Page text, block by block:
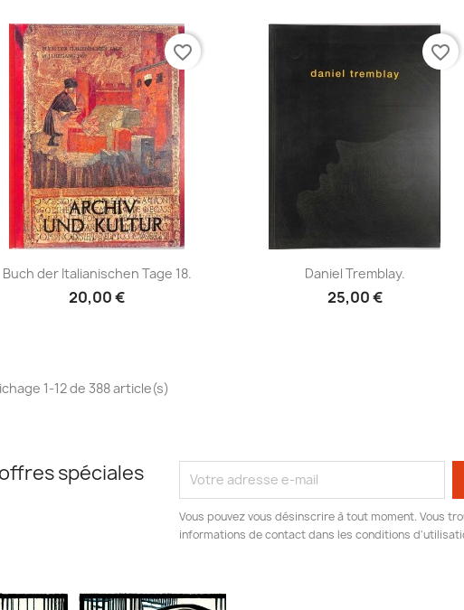
Aperçu rapide
Buch der Italianischen Tage 18.
20,00 €
favorite_border
Aperçu rapide
Daniel Tremblay.
25,00 €
favorite_border
1-12 de 388 article(s)
spéciales
Vous pouvez vous désinscrire à tout moment. Vous
informations de contact dans les conditions